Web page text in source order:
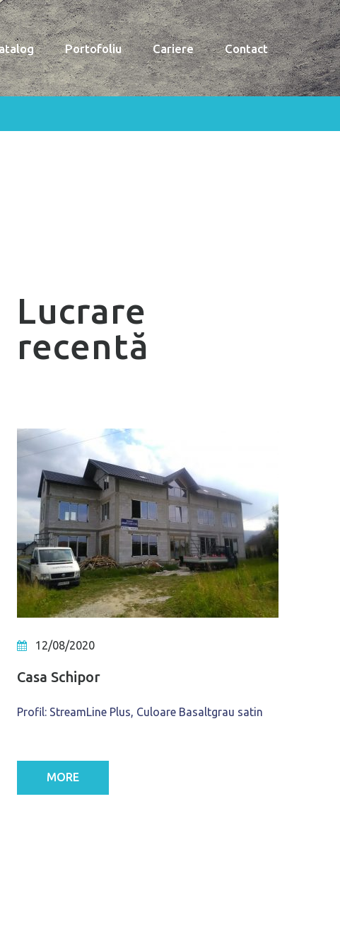
Portofoliu Cariere Contact
Lucrare
recentă
12/08/2020
Casa Schipor
Profil: StreamLine Plus, Culoare Basaltgrau satin
MORE